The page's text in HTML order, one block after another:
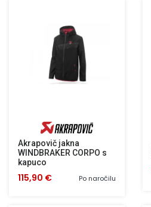
Akrapovič jakna
WINDBRAKER CORPO s
kapuco
Po naročilu
115,90 €